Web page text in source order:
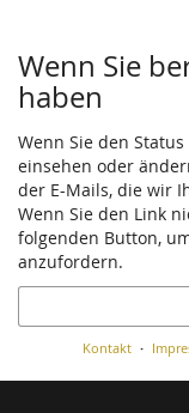
Wenn Sie
haben
Wenn Sie den
einsehen oder
der E-Mails, die wir
Wenn Sie den Link
folgenden Button,
anzufordern.
Kontakt